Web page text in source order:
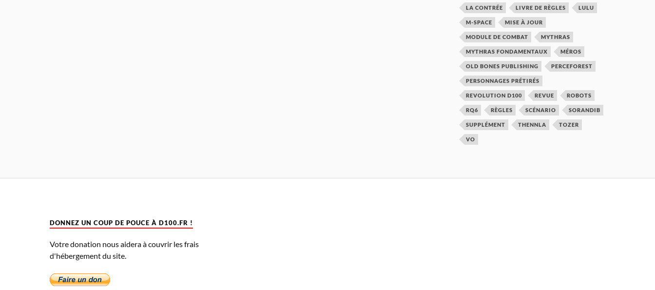
LA CONTRÉE LIVRE DE RÈGLES LULU
M-SPACE MISE À JOUR
MODULE DE COMBAT MYTHRAS
MYTHRAS FONDAMENTAUX MÉROS
OLD BONES PUBLISHING PERCEFOREST
PERSONNAGES PRÉTIRÉS
REVOLUTION D100 REVUE ROBOTS
RQ6 RÈGLES SCÉNARIO SORANDIB
SUPPLÉMENT THENNLA TOZER
VO
DONNEZ UN COUP DE POUCE À D100.FR !
Votre donation nous aidera à couvrir les frais
d'hébergement du site.